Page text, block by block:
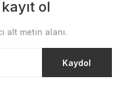
ol
alt metin alanı.
Kaydol